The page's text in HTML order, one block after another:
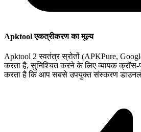
Apktool एकत्रीकरण का मूल्य
Apktool 2 स्वतंत्र स्रोतों (APKPure,
करता है, सुनिश्चित करने के लिए व्यापक क्रॉस-
करता है कि आप सबसे उपयुक्त संस्करण